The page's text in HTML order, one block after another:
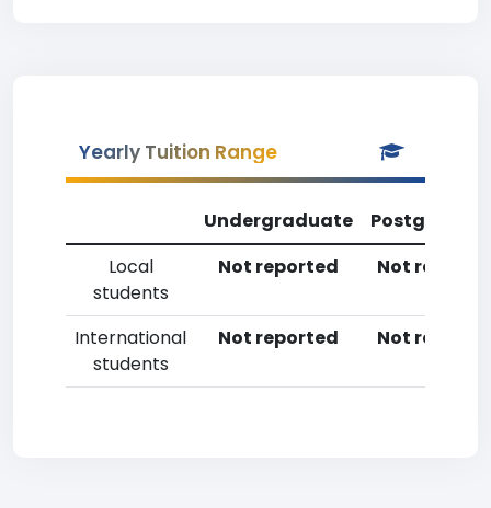
Yearly Tuition Range
Undergraduate
Local
students
Not reported Not
International
students
Not reported Not